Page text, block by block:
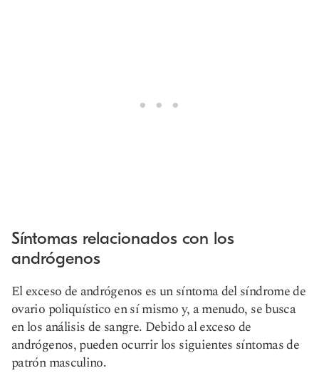
Síntomas relacionados con los
andrógenos
El exceso de andrógenos es un síntoma del síndrome de
ovario poliquístico en sí mismo y, a menudo, se busca
en los análisis de sangre. Debido al exceso de
andrógenos, pueden ocurrir los siguientes síntomas de
patrón masculino.